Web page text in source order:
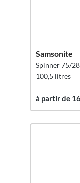
Samsonite
Spinner 75/
100,5 litres
à partir de